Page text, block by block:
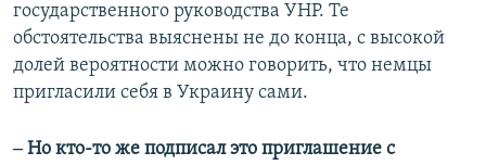
государственного руководства УНР. Те
обстоятельства выяснены не до конца, с высокой
долей вероятности можно говорить, что немцы
пригласили себя в Украину сами.
‒ Но кто-то же подписал это приглашение с